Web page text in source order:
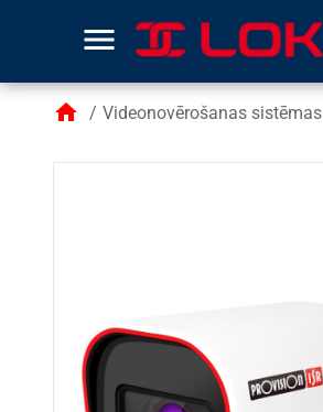
menu
home / Videonovērošanas sistēmas